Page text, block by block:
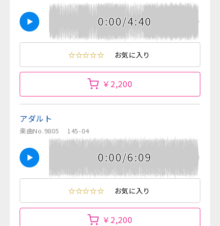
0:00/4:40
☆☆☆☆☆ お気に入り
￥2,200
アダルト
楽曲No.9805 145-04
0:00/6:09
☆☆☆☆☆ お気に入り
￥2,200